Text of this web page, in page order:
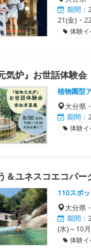
期間：
21(金)・
体験
気炉』お世話体験会
植物園型
大分県
期間：
体験
＆ユネスコエコパ
110スポ
大分県
期間：
(水)～10
体験